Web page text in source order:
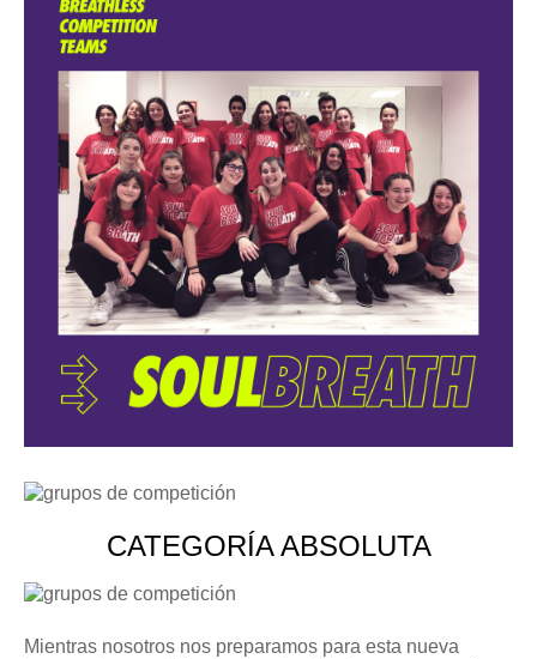
CATEGORÍA ABSOLUTA
Mientras nosotros nos preparamos para esta nueva